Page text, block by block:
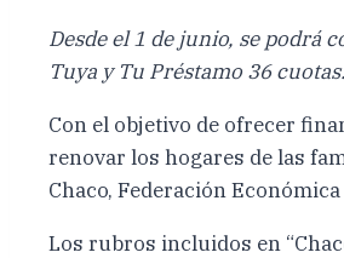
Desde el 1 de junio, se podrá
Tuya y Tu Préstamo 36 cuotas.
Con el objetivo de ofrecer
renovar los hogares de las
Chaco, Federación
Los rubros incluidos en